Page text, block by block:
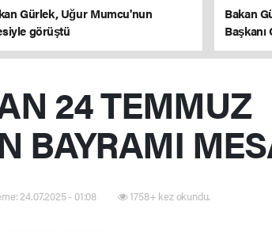
Gürlek, Uğur Mumcu'nun
görüştü
Bakan
24 TEMMUZ
BAYRAMI
24.07.2025 - 01:08 1758+ kez okundu.